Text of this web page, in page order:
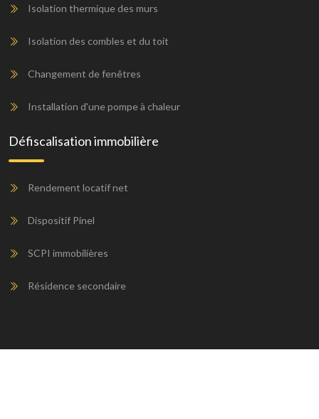
Isolation thermique des murs
Isolation des combles et du toit
Changement de fenêtres
Installation d'une pompe à chaleur
Défiscalisation immobilière
Rendement locatif net
Dispositif Pinel
SCPI immobilières
Résidence secondaire